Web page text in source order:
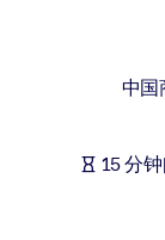
将简短且经过
面向企业图
利用可靠、结
中国
15 分